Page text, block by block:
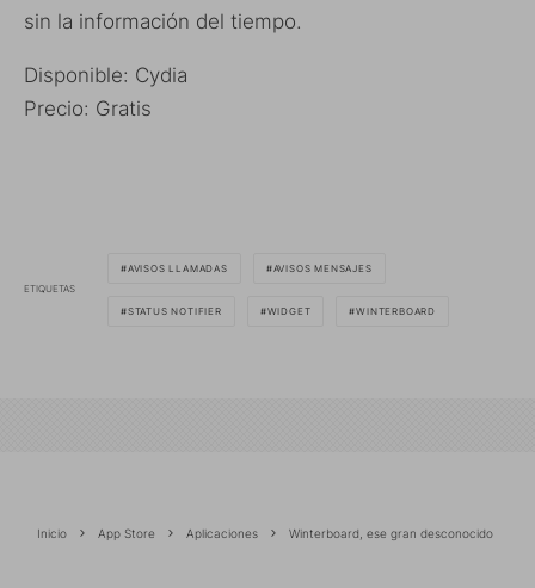
sin la información del tiempo.
Disponible: Cydia
Precio: Gratis
ETIQUETAS
AVISOS LLAMADAS AVISOS MENSAJES
STATUS NOTIFIER WIDGET WINTERBOARD
Inicio App Store Aplicaciones Winterboard, ese gran desconocido